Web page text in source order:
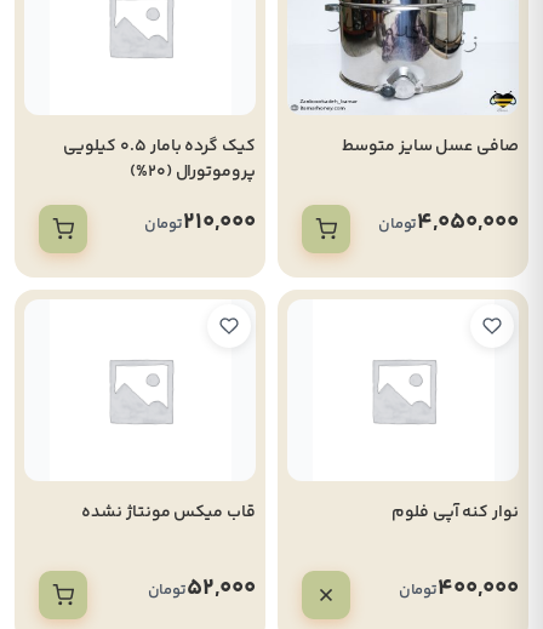
صافی عسل سایز متوسط
4,050,000تومان
کیک گرده بامار 0.5 کیلویی
پروموتورال (20%)
210,000تومان
نوار کنه آپی فلوم
400,000تومان
قاب میکس مونتاژ نشده
52,000تومان